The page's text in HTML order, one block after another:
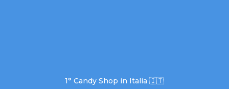
1° Candy Shop in Italia 🇮🇹